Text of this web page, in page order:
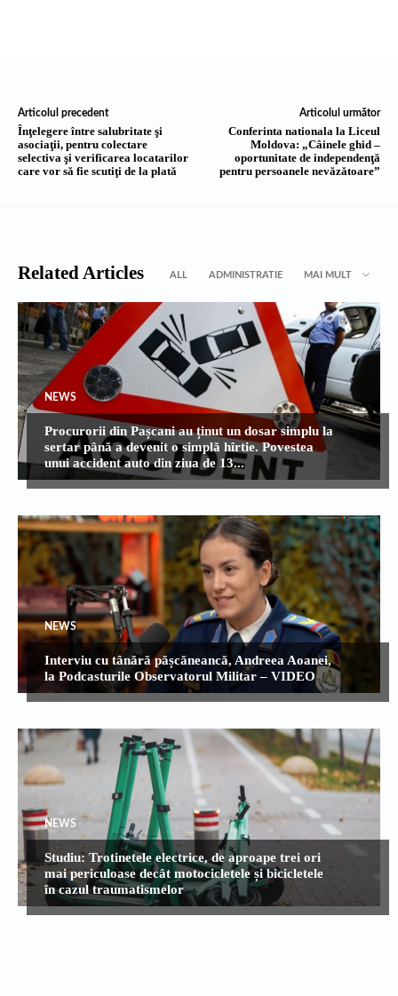
Articolul precedent
Înţelegere între salubritate şi
asociaţii, pentru colectare
selectiva şi verificarea locatarilor
care vor să fie scutiţi de la plată
Articolul următor
Conferinta nationala la Liceul
Moldova: „Câinele ghid –
oportunitate de independenţă
pentru persoanele nevăzătoare”
Related Articles ALL ADMINISTRATIE MAI MULT
NEWS
Procurorii din Pașcani au ținut un dosar simplu la
sertar până a devenit o simplă hîrtie. Povestea
unui accident auto din ziua de 13...
NEWS
Interviu cu tânără pășcăneancă, Andreea Aoanei,
la Podcasturile Observatorul Militar – VIDEO
NEWS
Studiu: Trotinetele electrice, de aproape trei ori
mai periculoase decât motocicletele și bicicletele
în cazul traumatismelor